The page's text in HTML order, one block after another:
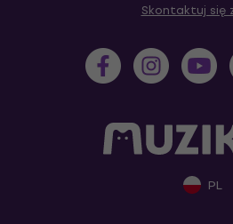
Skontaktuj się
PL